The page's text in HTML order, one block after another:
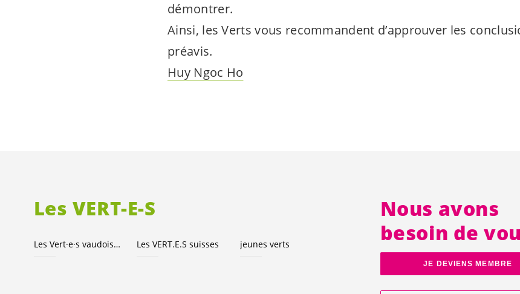
démontrer.
Ainsi, les Verts vous recommandent d’approuver les
préavis.
Huy Ngoc Ho
Les VERT-E-S
Les Vert·e·s vaudois·es LesVERT.E.S suisses jeunes verts
Nous avons
besoin de
JE DEVIENS MEMBRE